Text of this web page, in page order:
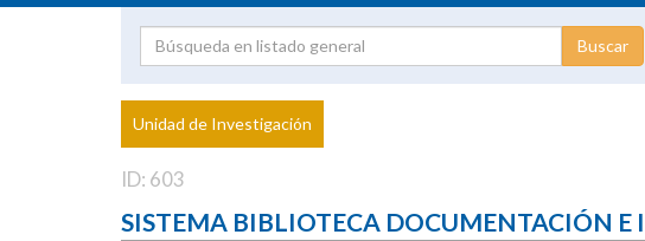
Proyecto
Investigador
Unidad de Investigación
ID: 603
SISTEMA BIBLIOTECA DOCUMENTACIÓN